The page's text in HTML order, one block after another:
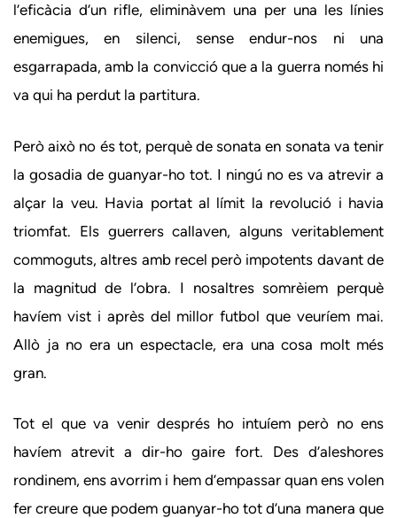
l’eficàcia d’un rifle, eliminàvem una per una les línies
enemigues, en silenci, sense endur-nos ni una
esgarrapada, amb la convicció que a la guerra només hi
va qui ha perdut la partitura.
Però això no és tot, perquè de sonata en sonata va tenir
la gosadia de guanyar-ho tot. I ningú no es va atrevir a
alçar la veu. Havia portat al límit la revolució i havia
triomfat. Els guerrers callaven, alguns veritablement
commoguts, altres amb recel però impotents davant de
la magnitud de l’obra. I nosaltres somrèiem perquè
havíem vist i après del millor futbol que veuríem mai.
Allò ja no era un espectacle, era una cosa molt més
gran.
Tot el que va venir després ho intuíem però no ens
havíem atrevit a dir-ho gaire fort. Des d’aleshores
rondinem, ens avorrim i hem d’empassar quan ens volen
fer creure que podem guanyar-ho tot d’una manera que